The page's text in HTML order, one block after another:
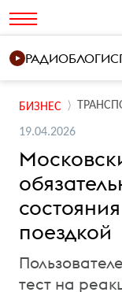
РАДИОБЛОГИ
БИЗНЕС
19.04.2026
поездкой
тест на